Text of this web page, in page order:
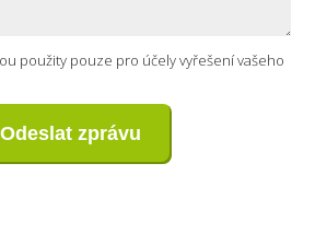
použity pouze pro účely vyřešení vašeho
Odeslat zprávu